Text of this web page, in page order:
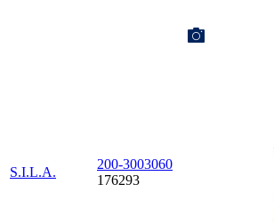
S.I.L.A.
200-3003060
176293